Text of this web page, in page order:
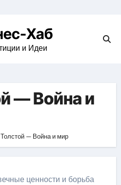
Хаб
и Идеи
— Война и
— Война и мир
ценности и борьба